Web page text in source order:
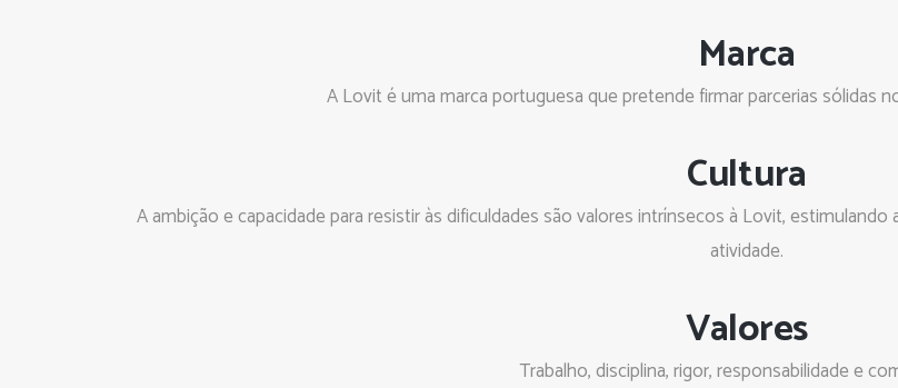
Marca
A Lovit é uma marca portuguesa que pretende firmar parcerias sólidas
Cultura
A ambição e capacidade para resistir às dificuldades são valores intrínsecos à Lovit,
atividade.
Valores
Trabalho, disciplina, rigor, responsabilidade e